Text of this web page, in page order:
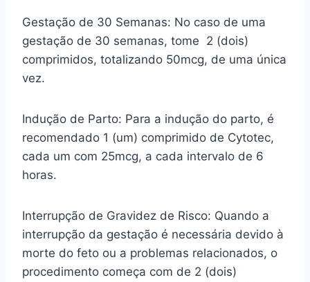
Gestação de 30 Semanas: No caso de uma
gestação de 30 semanas, tome 2 (dois)
comprimidos, totalizando 50mcg, de uma única
vez.
Indução de Parto: Para a indução do parto, é
recomendado 1 (um) comprimido de Cytotec,
cada um com 25mcg, a cada intervalo de 6
horas.
Interrupção de Gravidez de Risco: Quando a
interrupção da gestação é necessária devido à
morte do feto ou a problemas relacionados, o
procedimento começa com de 2 (dois)